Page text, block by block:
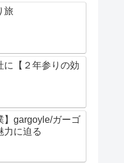
旅
に【２年参りの効
】gargoyle/ガーゴ
力に迫る